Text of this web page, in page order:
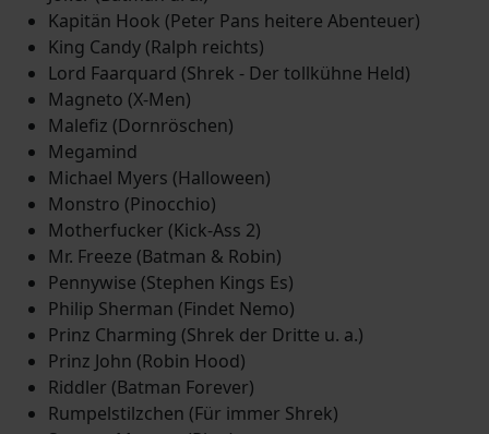
Kapitän Hook (Peter Pans heitere Abenteuer)
King Candy (Ralph reichts)
Lord Faarquard (Shrek - Der tollkühne Held)
Magneto (X-Men)
Malefiz (Dornröschen)
Megamind
Michael Myers (Halloween)
Monstro (Pinocchio)
Motherfucker (Kick-Ass 2)
Mr. Freeze (Batman & Robin)
Pennywise (Stephen Kings Es)
Philip Sherman (Findet Nemo)
Prinz Charming (Shrek der Dritte u. a.)
Prinz John (Robin Hood)
Riddler (Batman Forever)
Rumpelstilzchen (Für immer Shrek)